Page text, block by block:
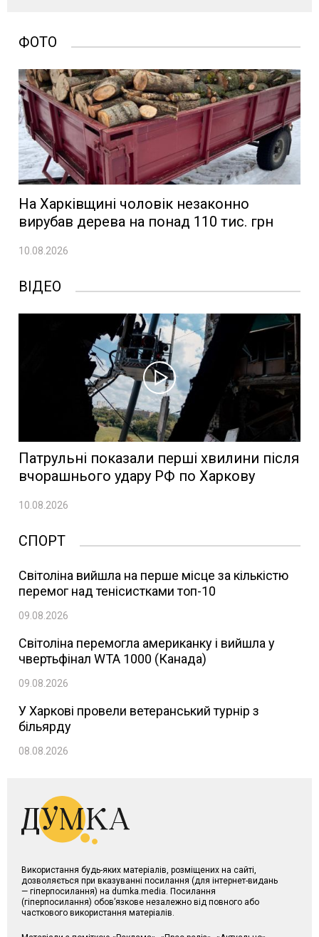
ФОТО
На Харківщині чоловік незаконно
вирубав дерева на понад 110 тис. грн
10.08.2026
ВІДЕО
Патрульні показали перші хвилини після
вчорашнього удару РФ по Харкову
10.08.2026
СПОРТ
Світоліна вийшла на перше місце за кількістю
перемог над тенісистками топ-10
09.08.2026
Світоліна перемогла американку і вийшла у
чвертьфінал WTA 1000 (Канада)
09.08.2026
У Харкові провели ветеранський турнір з
більярду
08.08.2026
Використання будь-яких матеріалів, розміщених на сайті,
дозволяється при вказуванні посилання (для інтернет-видань
— гіперпосилання) на dumka.media. Посилання
(гіперпосилання) обов’язкове незалежно від повного або
часткового використання матеріалів.